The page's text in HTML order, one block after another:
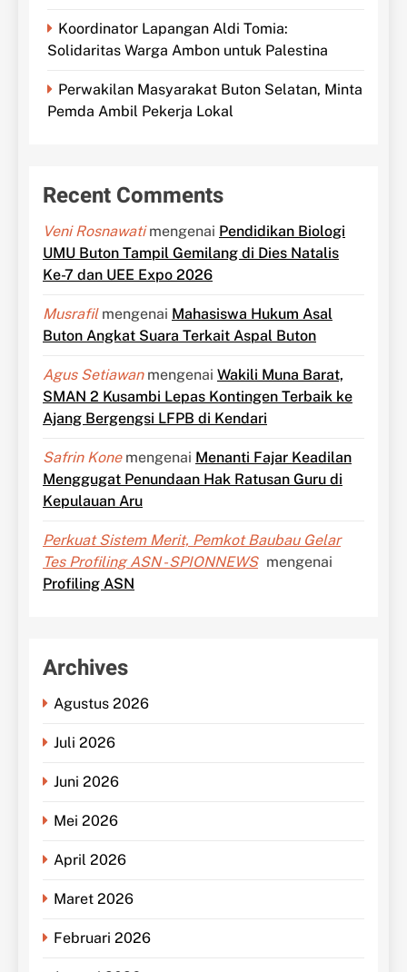
Koordinator Lapangan Aldi Tomia:
Solidaritas Warga Ambon untuk Palestina
Perwakilan Masyarakat Buton Selatan, Minta
Pemda Ambil Pekerja Lokal
Recent Comments
Veni Rosnawatimengenai Pendidikan Biologi
UMU Buton Tampil Gemilang di Dies Natalis
Ke-7 dan UEE Expo 2026
Musrafilmengenai Mahasiswa Hukum Asal
Buton Angkat Suara Terkait Aspal Buton
Agus Setiawanmengenai Wakili Muna Barat,
SMAN 2 Kusambi Lepas Kontingen Terbaik ke
Ajang Bergengsi LFPB di Kendari
Safrin Konemengenai Menanti Fajar Keadilan
Menggugat Penundaan Hak Ratusan Guru di
Kepulauan Aru
Perkuat Sistem Merit, Pemkot Baubau Gelar
Tes Profiling ASN - SPIONNEWS mengenai
Profiling ASN
Archives
Agustus 2026
Juli 2026
Juni 2026
Mei 2026
April 2026
Maret 2026
Februari 2026